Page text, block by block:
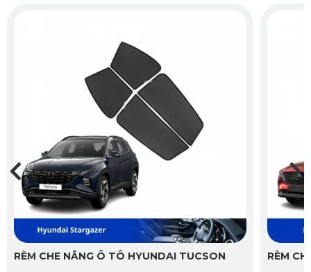
Đảm bảo không gian riêng tư cho tài xế và hành khách
RÈM CHE NẮNG Ô TÔ HYUNDAI TUCSON RÈM